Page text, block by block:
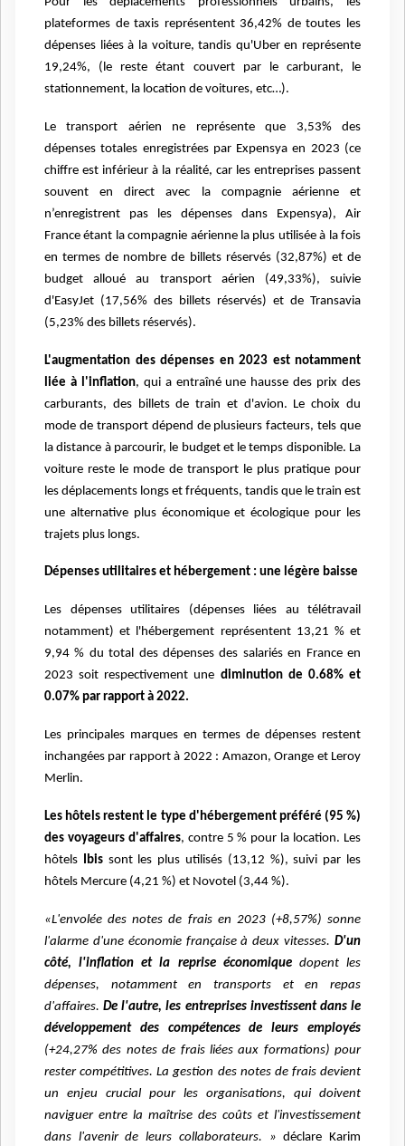
plateformes de taxis représentent 36,42% de toutes les
dépenses liées à la voiture, tandis qu'Uber en représente
19,24%, (le reste étant couvert par le carburant, le
stationnement, la location de voitures, etc…).
Le transport aérien ne représente que 3,53% des
dépenses totales enregistrées par Expensya en 2023 (ce
chiffre est inférieur à la réalité, car les entreprises passent
souvent en direct avec la compagnie aérienne et
n’enregistrent pas les dépenses dans Expensya), Air
France étant la compagnie aérienne la plus utilisée à la fois
en termes de nombre de billets réservés (32,87%) et de
budget alloué au transport aérien (49,33%), suivie
d'EasyJet (17,56% des billets réservés) et de Transavia
(5,23% des billets réservés).
L'augmentation des dépenses en 2023 est notamment
liée à l'inflation, qui a entraîné une hausse des prix des
carburants, des billets de train et d'avion. Le choix du
mode de transport dépend de plusieurs facteurs, tels que
la distance à parcourir, le budget et le temps disponible. La
voiture reste le mode de transport le plus pratique pour
les déplacements longs et fréquents, tandis que le train est
une alternative plus économique et écologique pour les
trajets plus longs.
Dépenses utilitaires et hébergement : une légère baisse
Les dépenses utilitaires (dépenses liées au télétravail
notamment) et l'hébergement représentent 13,21 % et
9,94 % du total des dépenses des salariés en France en
2023 soit respectivement une diminution de 0.68% et
0.07% par rapport à 2022.
Les principales marques en termes de dépenses restent
inchangées par rapport à 2022 : Amazon, Orange et Leroy
Merlin.
Les hôtels restent le type d'hébergement préféré (95 %)
des voyageurs d'affaires, contre 5 % pour la location. Les
hôtels Ibissont les plus utilisés (13,12 %), suivi par les
hôtels Mercure (4,21 %) et Novotel (3,44 %).
«L'envolée des notes de frais en 2023 (+8,57%) sonne
l'alarme d'une économie française à deux vitesses. D'un
côté, l'inflation et la reprise économiquedopent les
dépenses, notamment en transports et en repas
d'affaires.De l'autre, les entreprises investissent dans le
développement des compétences de leurs employés
(+24,27% des notes de frais liées aux formations) pour
rester compétitives. La gestion des notes de frais devient
un enjeu crucial pour les organisations, qui doivent
naviguer entre la maîtrise des coûts et l'investissement
dans l'avenir de leurs collaborateurs. » déclare Karim